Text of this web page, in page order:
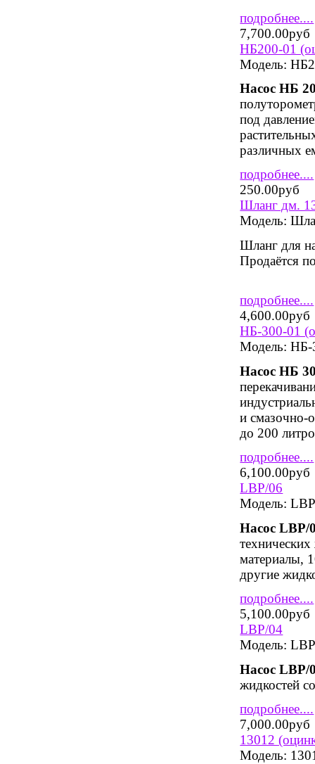
подробнее....
7,700.00руб
НБ200-01
Модель:
Насос НБ
под
различных
подробнее....
250.00руб
Шланг дм.
Модель:
Шланг для
Продаётся
подробнее....
4,600.00руб
НБ-300-01
Модель: НБ-
Насос НБ
и смазочно-
до 200
подробнее....
6,100.00руб
LBP/06
Модель:
НасосLBP/
материалы,
другие
подробнее....
5,100.00руб
LBP/04
Модель:
НасосLBP/
жидкостей
подробнее....
7,000.00руб
13012
Модель: